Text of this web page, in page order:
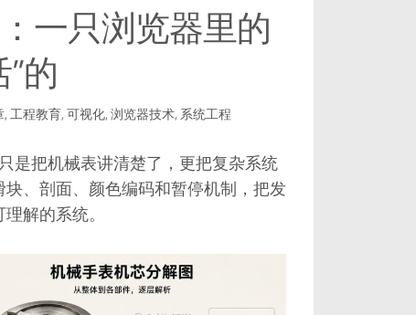
一只浏览器里的
的
,工程教育,可视化,浏览器技术, 系统工程
是把机械表讲清楚了，更把复杂系统
、剖面、颜色编码和暂停机制，把发
解的系统。